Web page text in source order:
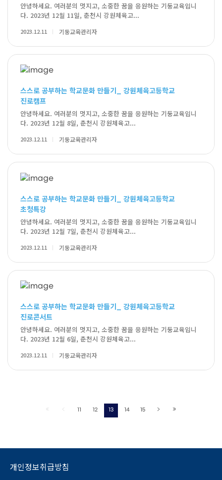
안녕하세요. 여러분의 멋지고, 소중한 꿈을 응원하는 기둥교육입니
다. 2023년 12월 11일, 춘천시 강원체육고...
2023.12.11 기둥교육관리자
스스로 공부하는 학교문화 만들기_ 강원체육고등학교
진로캠프
안녕하세요. 여러분의 멋지고, 소중한 꿈을 응원하는 기둥교육입니
다. 2023년 12월 8일, 춘천시 강원체육고...
2023.12.11 기둥교육관리자
스스로 공부하는 학교문화 만들기_ 강원체육고등학교
초청특강
안녕하세요. 여러분의 멋지고, 소중한 꿈을 응원하는 기둥교육입니
다. 2023년 12월 7일, 춘천시 강원체육고...
2023.12.11 기둥교육관리자
스스로 공부하는 학교문화 만들기_ 강원체육고등학교
진로콘서트
안녕하세요. 여러분의 멋지고, 소중한 꿈을 응원하는 기둥교육입니
다. 2023년 12월 6일, 춘천시 강원체육고...
2023.12.11 기둥교육관리자
11 12 13 14 15
개인정보취급방침